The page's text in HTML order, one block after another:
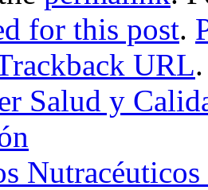
for this post.
URL.
Salud y